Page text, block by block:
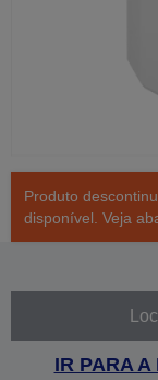
Produto
disponível. Veja
IR PARA A